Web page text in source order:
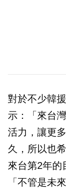
對於不少韓
示：「來台
活力，讓更
久，所以也
來台第2年的
「不管是未